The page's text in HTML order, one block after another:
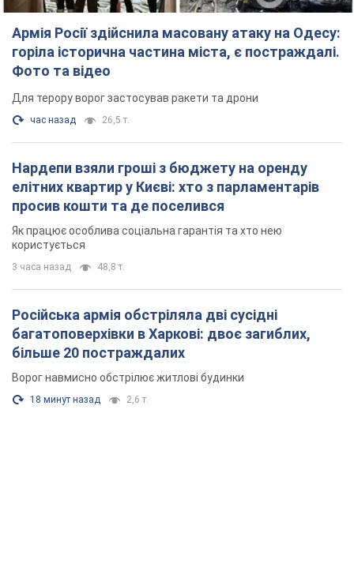
Армія Росії здійснила масовану атаку на Одесу:
горіла історична частина міста, є постраждалі.
Фото та відео
Для терору ворог застосував ракети та дрони
час назад 26,5 т.
Нардепи взяли гроші з бюджету на оренду
елітних квартир у Києві: хто з парламентарів
просив кошти та де поселився
Як працює особлива соціальна гарантія та хто нею
користується
3 часа назад 48,8 т.
Російська армія обстріляла дві сусідні
багатоповерхівки в Харкові: двоє загиблих,
більше 20 постраждалих
Ворог навмисно обстрілює житлові будинки
18 минут назад 2,6 т.